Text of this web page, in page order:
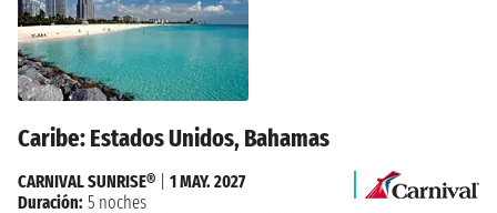
Caribe: Estados Unidos, Bahamas
CARNIVAL SUNRISE®
1 MAY. 2027
Duración: 5 noches